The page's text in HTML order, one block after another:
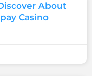
About
Casino